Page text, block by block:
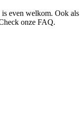
is even welkom. Ook als
onze FAQ.